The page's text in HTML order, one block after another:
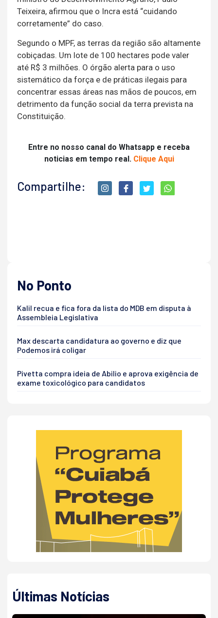
Teixeira, afirmou que o Incra está “cuidando
corretamente” do caso.
Segundo o MPF, as terras da região são altamente
cobiçadas. Um lote de 100 hectares pode valer
até R$ 3 milhões. O órgão alerta para o uso
sistemático da força e de práticas ilegais para
concentrar essas áreas nas mãos de poucos, em
detrimento da função social da terra prevista na
Constituição.
Entre no nosso canal do Whatsapp e receba
noticias em tempo real. Clique Aqui
Compartilhe:
No Ponto
Kalil recua e fica fora da lista do MDB em disputa à
Assembleia Legislativa
Max descarta candidatura ao governo e diz que
Podemos irá coligar
Pivetta compra ideia de Abilio e aprova exigência de
exame toxicológico para candidatos
Últimas Notícias